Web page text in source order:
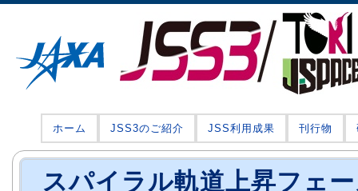
ホーム JSS3のご紹介 JSS利用成果 刊行物
スパイラル軌道上昇フェ